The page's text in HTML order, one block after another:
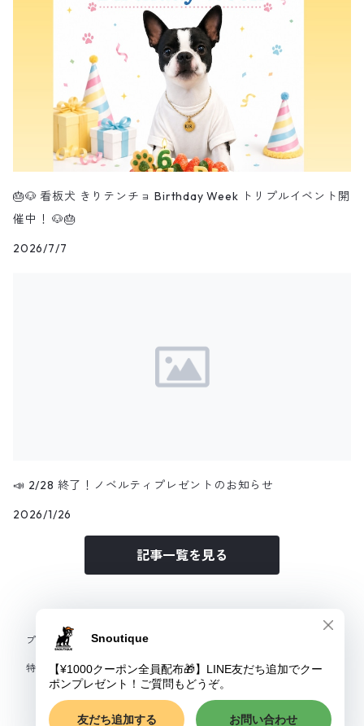
🎂🐶 看板犬 きりテンチョ Birthday Week トリプルイベント開
催中！ 🐶🎂
2026/7/7
📣 2/28 終了！ノベルティプレゼントのお知らせ
2026/1/26
記事一覧を見る
プライバシーポリシー
特定商取引法に基づく表記
© Snoutique